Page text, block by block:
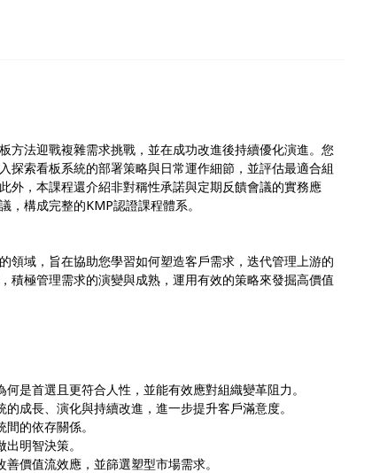
方法迎戰複雜需求挑戰，並在成功改進後持續優化演進。您
探索看板系統的部署策略與日常運作細節，並評估最適合組
外，本課程還介紹非對稱性承諾與定期反饋會議的實務應
，構成完整的KMP認證課程體系。
領域，旨在協助您學習如何塑造客戶需求，迭代管理上游的
積極管理需求的演變與成熟，運用有效的策略來發掘高價值
是首選且更符合人性，並能有效應對組織變革阻力。
成長、演化與持續改進，進一步提升客戶滿意度。
的依存關係。
明智決策。
價值流效應，並篩選塑型市場需求。